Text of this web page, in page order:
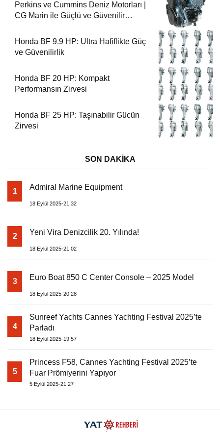
Perkins ve Cummins Deniz Motorları |
CG Marin ile Güçlü ve Güvenilir
Honda BF 9.9 HP: Ultra Hafiflikte Güç
ve Güvenilirlik
Honda BF 20 HP: Kompakt
Performansın Zirvesi
Honda BF 25 HP: Taşınabilir Gücün
Zirvesi
SON DAKİKA
1 Admiral Marine Equipment
18 Eylül 2025-21:32
2 Yeni Vira Denizcilik 20. Yılında!
18 Eylül 2025-21:02
3 Euro Boat 850 C Center Console – 2025 Model
18 Eylül 2025-20:28
4
Sunreef Yachts Cannes Yachting Festival 2025’te
Parladı
18 Eylül 2025-19:57
5
Princess F58, Cannes Yachting Festival 2025’te
Fuar Prömiyerini Yapıyor
5 Eylül 2025-21:27